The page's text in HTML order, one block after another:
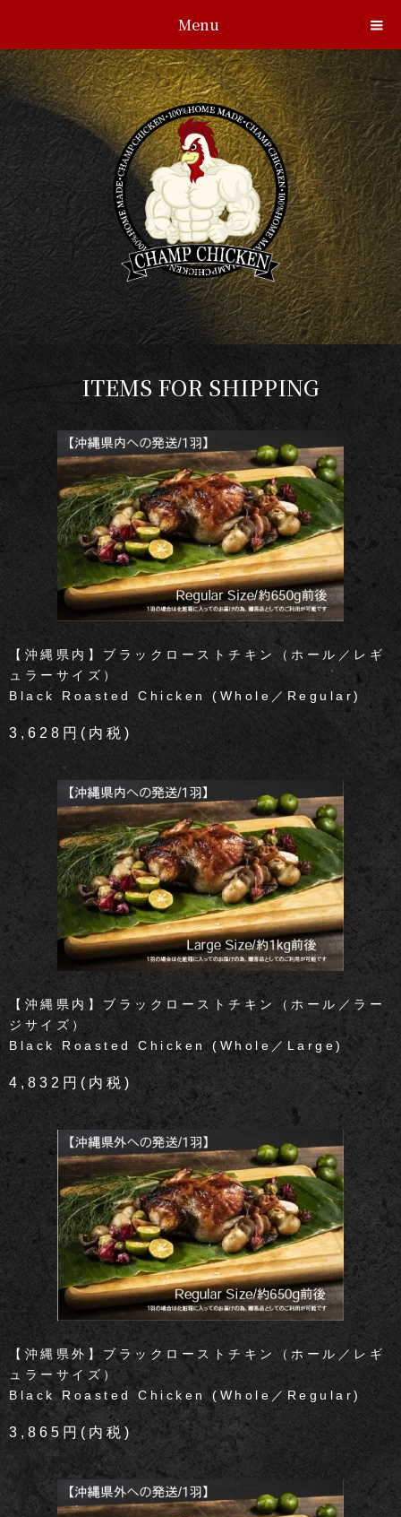
Menu
ITEMS FOR SHIPPING
【沖縄県内】ブラックローストチキン（ホール／レギ
ュラーサイズ）
Black Roasted Chicken (Whole／Regular)
3,628円(内税)
【沖縄県内】ブラックローストチキン（ホール／ラー
ジサイズ）
Black Roasted Chicken (Whole／Large)
4,832円(内税)
【沖縄県外】ブラックローストチキン（ホール／レギ
ュラーサイズ）
Black Roasted Chicken (Whole／Regular)
3,865円(内税)